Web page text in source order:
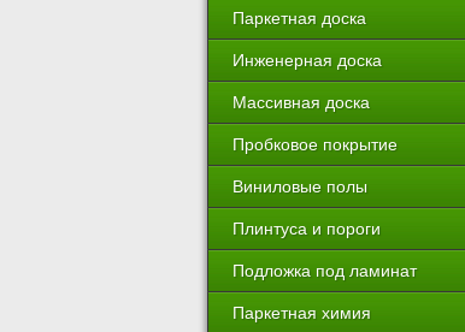
Паркетная доска
Инженерная доска
Массивная доска
Пробковое покрытие
Виниловые полы
Плинтуса и пороги
Подложка под ламинат
Паркетная химия